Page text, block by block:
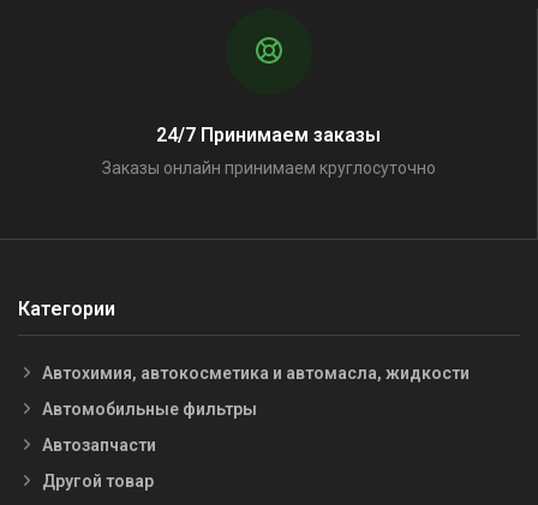
24/7 Принимаем заказы
Заказы онлайн принимаем круглосуточно
Категории
Автохимия, автокосметика и автомасла, жидкости
Автомобильные фильтры
Автозапчасти
Другой товар